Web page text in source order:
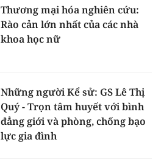
Thương mại hóa nghiên cứu:
Rào cản lớn nhất của các nhà
khoa học nữ
Những người Kể sử: GS Lê Thị
Quý - Trọn tâm huyết với bình
đẳng giới và phòng, chống bạo
lực gia đình